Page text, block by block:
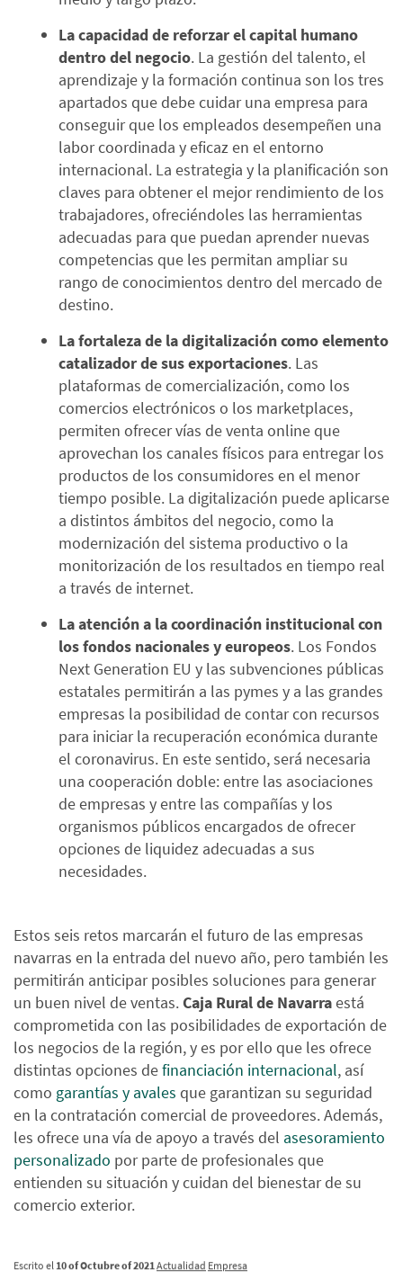
La capacidad de reforzar el capital humano
dentro del negocio. La gestión del talento, el
aprendizaje y la formación continua son los tres
apartados que debe cuidar una empresa para
conseguir que los empleados desempeñen una
labor coordinada y eficaz en el entorno
internacional. La estrategia y la planificación son
claves para obtener el mejor rendimiento de los
trabajadores, ofreciéndoles las herramientas
adecuadas para que puedan aprender nuevas
competencias que les permitan ampliar su
rango de conocimientos dentro del mercado de
destino.
La fortaleza de la digitalización como elemento
catalizador de sus exportaciones. Las
plataformas de comercialización, como los
comercios electrónicos o los marketplaces,
permiten ofrecer vías de venta online que
aprovechan los canales físicos para entregar los
productos de los consumidores en el menor
tiempo posible. La digitalización puede aplicarse
a distintos ámbitos del negocio, como la
modernización del sistema productivo o la
monitorización de los resultados en tiempo real
a través de internet.
La atención a la coordinación institucional con
los fondos nacionales y europeos. Los Fondos
Next Generation EU y las subvenciones públicas
estatales permitirán a las pymes y a las grandes
empresas la posibilidad de contar con recursos
para iniciar la recuperación económica durante
el coronavirus. En este sentido, será necesaria
una cooperación doble: entre las asociaciones
de empresas y entre las compañías y los
organismos públicos encargados de ofrecer
opciones de liquidez adecuadas a sus
necesidades.
Estos seis retos marcarán el futuro de las empresas
navarras en la entrada del nuevo año, pero también les
permitirán anticipar posibles soluciones para generar
un buen nivel de ventas.Caja Rural de Navarraestá
comprometida con las posibilidades de exportación de
los negocios de la región, y es por ello que les ofrece
distintas opciones definanciación internacional, así
como garantías y avales que garantizan su seguridad
en la contratación comercial de proveedores. Además,
les ofrece una vía de apoyo a través del asesoramiento
personalizado por parte de profesionales que
entienden su situación y cuidan del bienestar de su
comercio exterior.
Escrito el 10 of Octubre of 2021Actualidad Empresa